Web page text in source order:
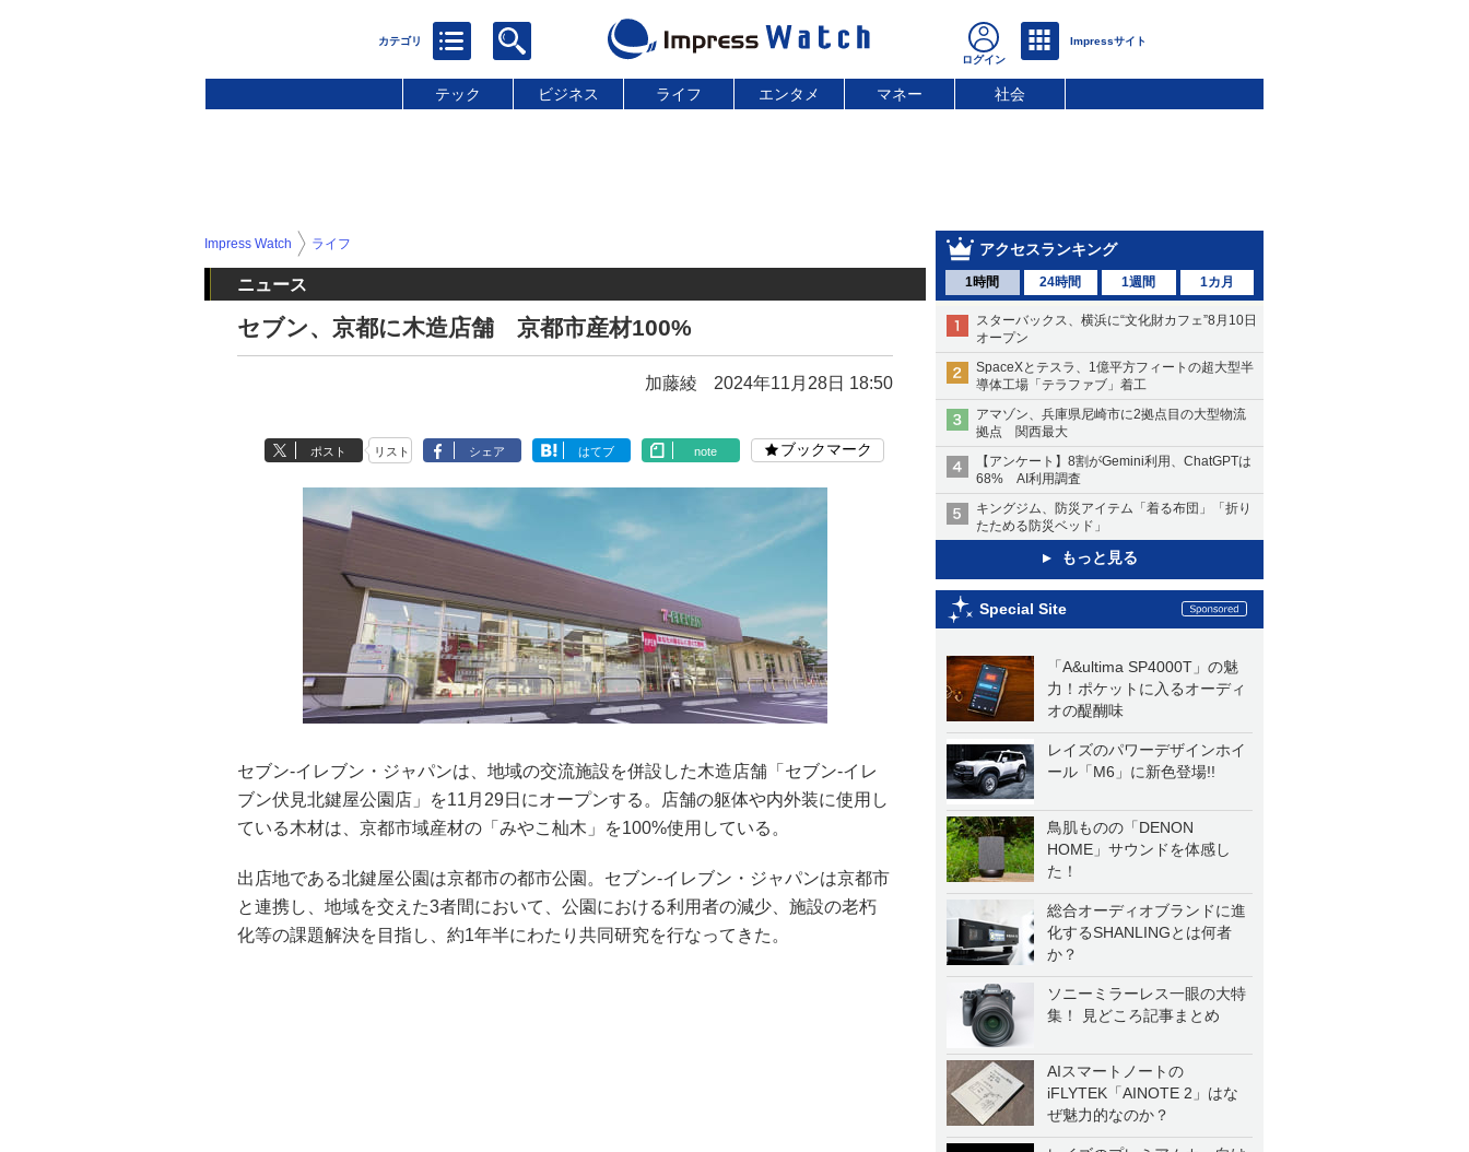
テック ビジネス ライフ エンタメ マネー 社会
アクセスランキング
1時間 24時間 1週間 1カ月
スターバックス、横浜に“文化財カフェ”8月10日
オープン
SpaceXとテスラ、1億平方フィートの超大型半
導体工場「テラファブ」着工
アマゾン、兵庫県尼崎市に2拠点目の大型物流
拠点 関西最大
【アンケート】8割がGemini利用、ChatGPTは
68% AI利用調査
キングジム、防災アイテム「着る布団」「折り
たためる防災ベッド」
もっと見る
Special Site
「A&ultima SP4000T」の魅
力！ポケットに入るオーディ
オの醍醐味
レイズのパワーデザインホイ
ール「M6」に新色登場!!
鳥肌ものの「DENON
HOME」サウンドを体感し
た！
総合オーディオブランドに進
化するSHANLINGとは何者
か？
ソニーミラーレス一眼の大特
集！ 見どころ記事まとめ
AIスマートノートの
iFLYTEK「AINOTE 2」はな
ぜ魅力的なのか？
Impress Watch ライフ
ニュース
セブン、京都に木造店舗 京都市産材100%
加藤綾 2024年11月28日 18:50
ポスト リスト シェア はてブ note ブックマーク
セブン‐イレブン・ジャパンは、地域の交流施設を併設した木造店舗「セブン‐イレ
ブン伏見北鍵屋公園店」を11月29日にオープンする。店舗の躯体や内外装に使用し
ている木材は、京都市域産材の「みやこ杣木」を100%使用している。
出店地である北鍵屋公園は京都市の都市公園。セブン‐イレブン・ジャパンは京都市
と連携し、地域を交えた3者間において、公園における利用者の減少、施設の老朽
化等の課題解決を目指し、約1年半にわたり共同研究を行なってきた。